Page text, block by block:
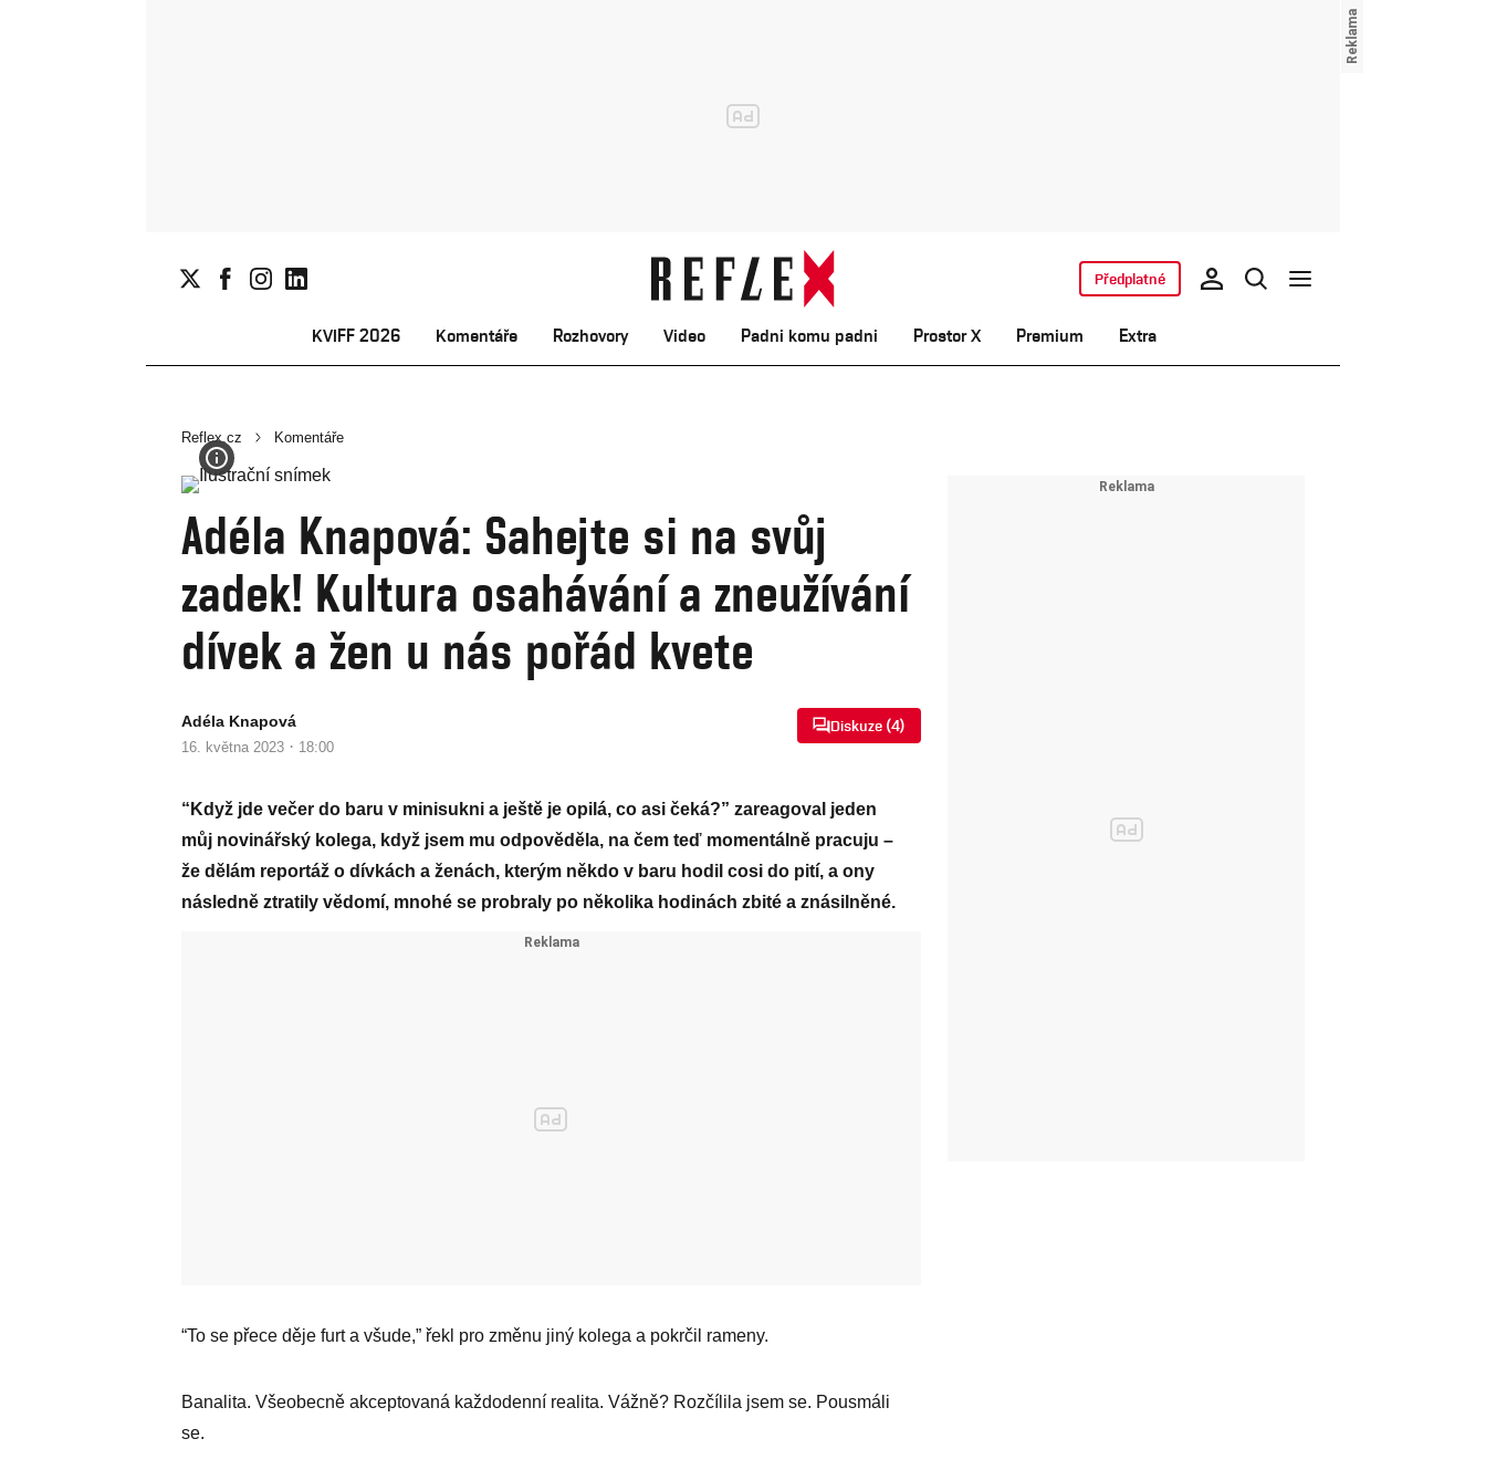
KVIFF 2026 Komentáře Rozhovory Video Padni komu padni Prostor X Premium Extra
Předplatné
Reflex.cz Komentáře
Adéla Knapová: Sahejte si na svůj
zadek! Kultura osahávání a zneužívání
dívek a žen u nás pořád kvete
Adéla Knapová
16. května 2023 · 18:00
Diskuze (4)
“Když jde večer do baru v minisukni a ještě je opilá, co asi čeká?” zareagoval jeden
můj novinářský kolega, když jsem mu odpověděla, na čem teď momentálně pracuju –
že dělám reportáž o dívkách a ženách, kterým někdo v baru hodil cosi do pití, a ony
následně ztratily vědomí, mnohé se probraly po několika hodinách zbité a znásilněné.
“To se přece děje furt a všude,” řekl pro změnu jiný kolega a pokrčil rameny.
Banalita. Všeobecně akceptovaná každodenní realita. Vážně? Rozčílila jsem se. Pousmáli
se.